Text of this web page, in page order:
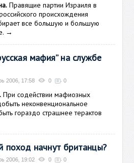
Правящие партии Израиля в
происхождения
все большую и большую
→
мафия” на службе
2006, 17:58 0 0
При содействии мафиозных
неконвенциональное
гораздо страшнее терактов
поход начнут британцы?
2006, 19:02 0 0